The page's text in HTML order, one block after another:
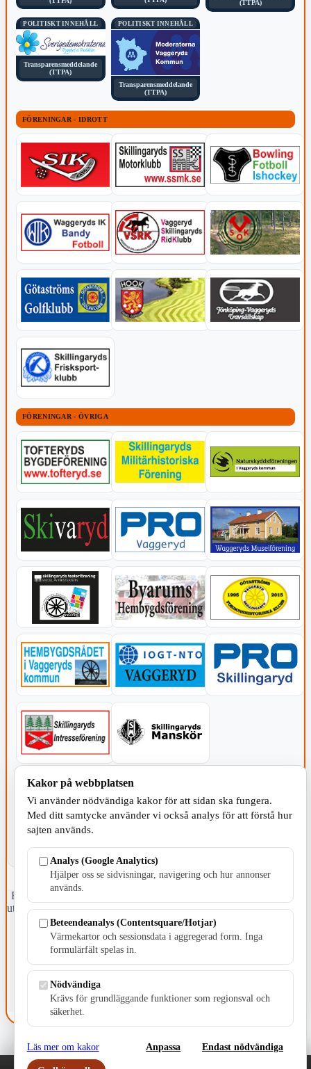
(TTPA)
POLITISKT INNEHÅLL
Transparensmeddelande
(TTPA)
POLITISKT INNEHÅLL
Transparensmeddelande
(TTPA)
FÖRENINGAR - IDROTT
FÖRENINGAR - ÖVRIGA
KOMMUNEN
Fristående webbtidningsföretag grundat 1991 som sedan 2002 ger
ut tidningen Skillingaryd.nu och 2010 lanserades Värnamo.nu. Från
april 2026 omfattar Skillingaryd.nu tre kommuner: Gnosjö,
Värnamo och Vaggeryds kommun.
Kontakta oss
E-post: redaktionen@skillingaryd.nu
Postadress: Gisslaköp 1, 568 92 Skillingaryd
Kakinställningar
Kakor på webbplatsen
Vi använder nödvändiga kakor för att sidan ska fungera.
Med ditt samtycke använder vi också analys för att förstå hur
sajten används.
Analys (Google Analytics)
Hjälper oss se sidvisningar, navigering och hur annonser
används.
Beteendeanalys (Contentsquare/Hotjar)
Värmekartor och sessionsdata i aggregerad form. Inga
formulärfält spelas in.
Nödvändiga
Krävs för grundläggande funktioner som regionsval och
säkerhet.
Läs mer om kakor Anpassa Endast nödvändiga